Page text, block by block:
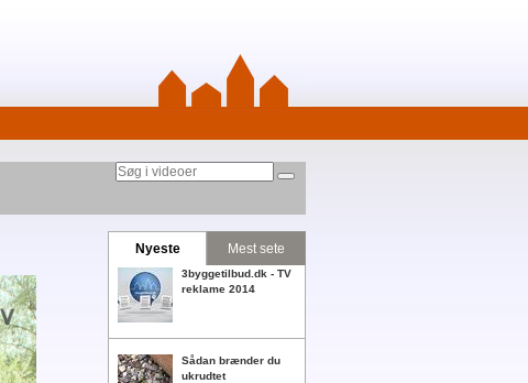
Nyeste Mest sete
3byggetilbud.dk - TV
reklame 2014
Sådan brænder du
ukrudtet